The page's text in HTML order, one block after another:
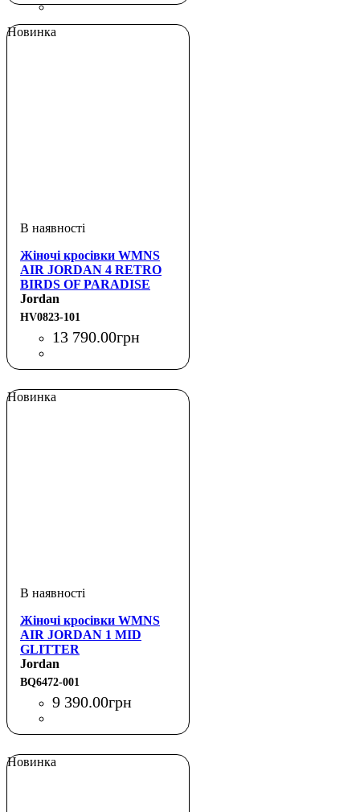
Новинка
Жіночі кросівки WMNS
AIR JORDAN 4 RETRO
BIRDS OF PARADISE
Jordan
HV0823-101
13 790.00грн
Новинка
Жіночі кросівки WMNS
AIR JORDAN 1 MID
GLITTER
Jordan
BQ6472-001
9 390.00грн
Новинка